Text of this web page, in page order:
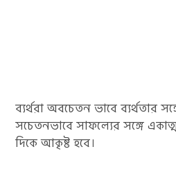
ব্যর্থরা অবচেতন ভাবে ব্যর্থতার
সচেতনভাবে সাফল্যের সঙ্গে
দিকে আকৃষ্ট হবে।